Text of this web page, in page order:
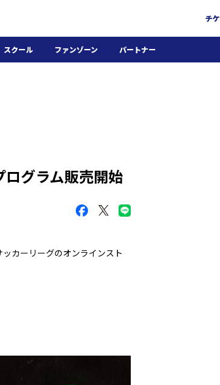
チ
スクール ファンゾーン パートナー
グラム販売開始
カーリーグのオンラインスト